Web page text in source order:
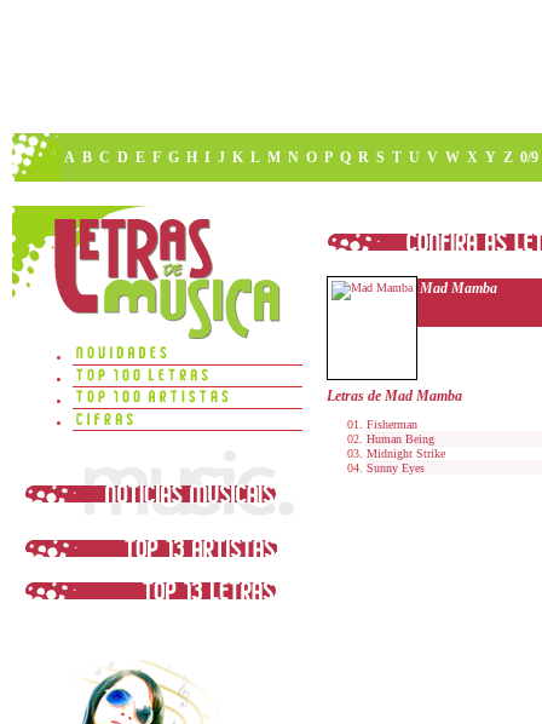
A B C D E F G H I J K L M N O P Q R S T U V W X Y Z 0/9
Mad Mamba
Letras de Mad Mamba
Fisherman
Human Being
Midnight Strike
Sunny Eyes